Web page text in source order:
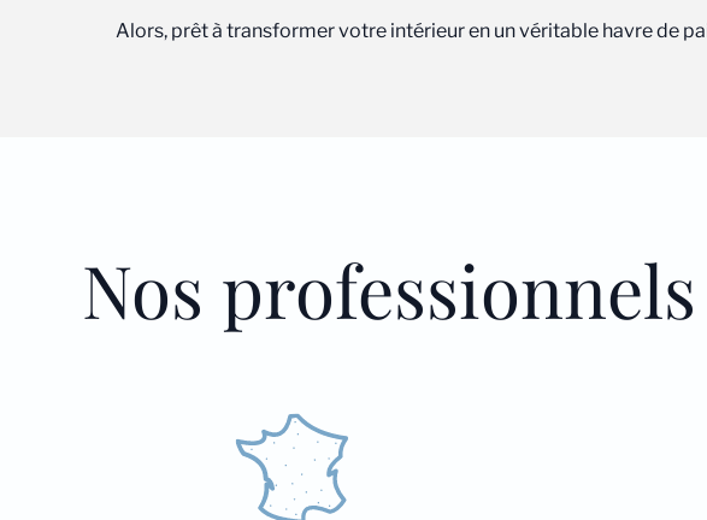
Alors, prêt à transformer votre intérieur en un véritable havre de
Nos